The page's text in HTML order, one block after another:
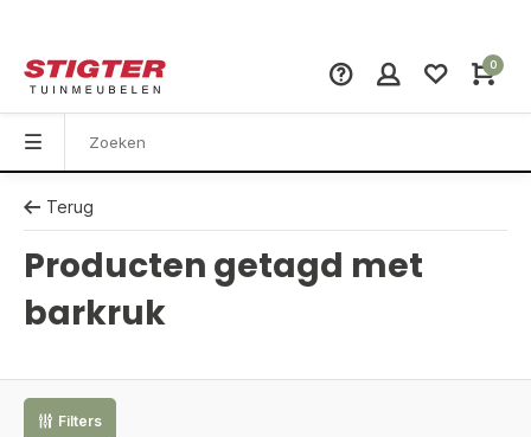
0
Terug
Producten getagd met
barkruk
Filters